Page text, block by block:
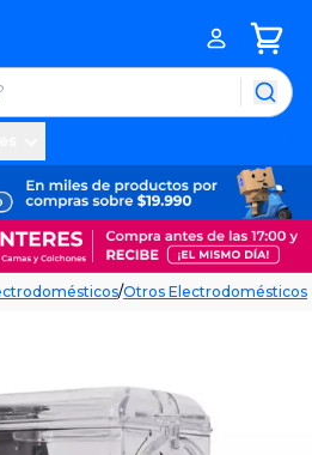
/Otros Electrodomésticos